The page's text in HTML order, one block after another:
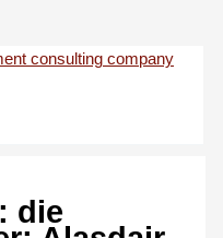
die